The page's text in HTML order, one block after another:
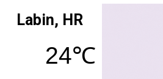
Poreč, HR
24℃